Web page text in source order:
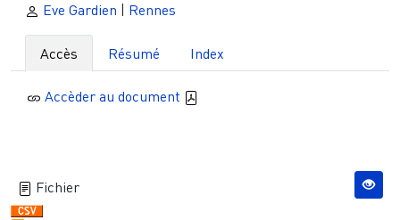
Eve Gardien Rennes
Accès Résumé Index
Accèder au document
Fichier